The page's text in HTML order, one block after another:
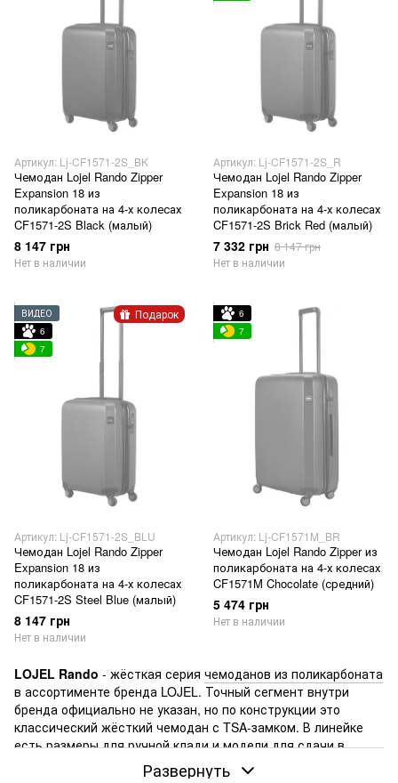
Артикул: Lj-CF1571-2S_BK
Чемодан Lojel Rando Zipper
Expansion 18 из
поликарбоната на 4-х колесах
CF1571-2S Black (малый)
8 147 грн
Нет в наличии
Артикул: Lj-CF1571-2S_R
Чемодан Lojel Rando Zipper
Expansion 18 из
поликарбоната на 4-х колесах
CF1571-2S Brick Red (малый)
7 332 грн 8 147 грн
Нет в наличии
Подарок
ВИДЕО
6
7
Артикул: Lj-CF1571-2S_BLU
Чемодан Lojel Rando Zipper
Expansion 18 из
поликарбоната на 4-х колесах
CF1571-2S Steel Blue (малый)
8 147 грн
Нет в наличии
6
7
Артикул: Lj-CF1571M_BR
Чемодан Lojel Rando Zipper из
поликарбоната на 4-х колесах
CF1571M Chocolate (средний)
5 474 грн
Нет в наличии
LOJEL Rando - жёсткая серия чемоданов из поликарбоната
в ассортименте бренда LOJEL. Точный сегмент внутри
бренда официально не указан, но по конструкции это
классический жёсткий чемодан с TSA-замком. В линейке
естьразмеры для ручной кладии модели для сдачи в
багаж, поэтому серия подходит и для коротких перелётов, и
Развернуть